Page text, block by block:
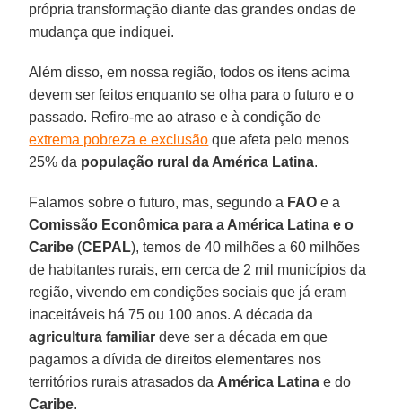
própria transformação diante das grandes ondas de
mudança que indiquei.
Além disso, em nossa região, todos os itens acima
devem ser feitos enquanto se olha para o futuro e o
passado. Refiro-me ao atraso e à condição de
extrema pobreza e exclusão que afeta pelo menos
25% da população rural da América Latina.
Falamos sobre o futuro, mas, segundo a FAO e a
Comissão Econômica para a América Latina e o
Caribe (CEPAL), temos de 40 milhões a 60 milhões
de habitantes rurais, em cerca de 2 mil municípios da
região, vivendo em condições sociais que já eram
inaceitáveis ​​há 75 ou 100 anos. A década da
agricultura familiar deve ser a década em que
pagamos a dívida de direitos elementares nos
territórios rurais atrasados ​​da América Latina e do
Caribe.